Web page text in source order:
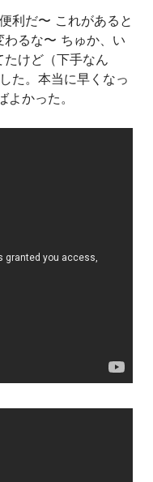
利だ〜 これがあると
るな〜 ちゅか、い
たけど（下手なん
た。本当に早くなっ
かった。